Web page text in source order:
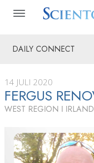
DAILY CONNECT
14 JULI 2020
FERGUS
WEST REGION I IRLAND